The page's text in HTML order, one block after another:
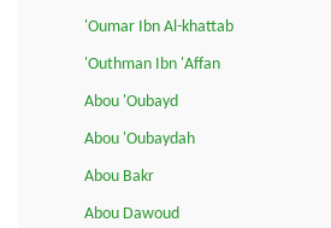
'Oumar Ibn Al-khattab
'Outhman Ibn 'Affan
Abou 'Oubayd
Abou 'Oubaydah
Abou Bakr
Abou Dawoud